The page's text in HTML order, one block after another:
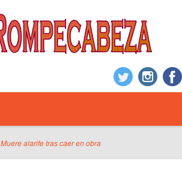
Muere alarife tras caer en obra